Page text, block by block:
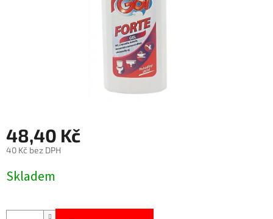
48,40 Kč
40 Kč bez DPH
cena:
Skladem